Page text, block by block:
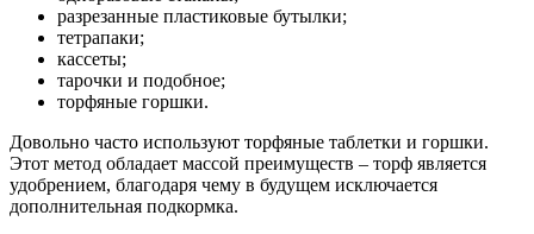
разрезанные пластиковые бутылки;
тетрапаки;
кассеты;
тарочки и подобное;
торфяные горшки.
Довольно часто используют торфяные таблетки и горшки.
Этот метод обладает массой преимуществ – торф является
удобрением, благодаря чему в будущем исключается
дополнительная подкормка.